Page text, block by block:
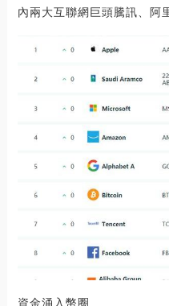
內兩大互聯網巨頭騰訊、阿
資金涌入幣圈